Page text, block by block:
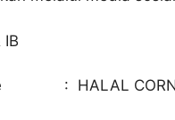
IB
: HALAL